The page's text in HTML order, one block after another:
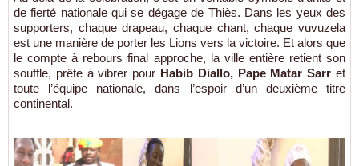
de fierté nationale qui se dégage de Thiès. Dans les yeux des
supporters, chaque drapeau, chaque chant, chaque vuvuzela
est une manière de porter les Lions vers la victoire. Et alors que
le compte à rebours final approche, la ville entière retient son
souffle, prête à vibrer pour Habib Diallo, Pape Matar Sarr et
toute l’équipe nationale, dans l’espoir d’un deuxième titre
continental.